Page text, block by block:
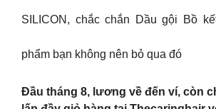
SILICON, chắc chắn Dầu gội Bồ
phẩm bạn không nên bỏ qua đó
Đầu tháng 8, lương về đến ví, còn